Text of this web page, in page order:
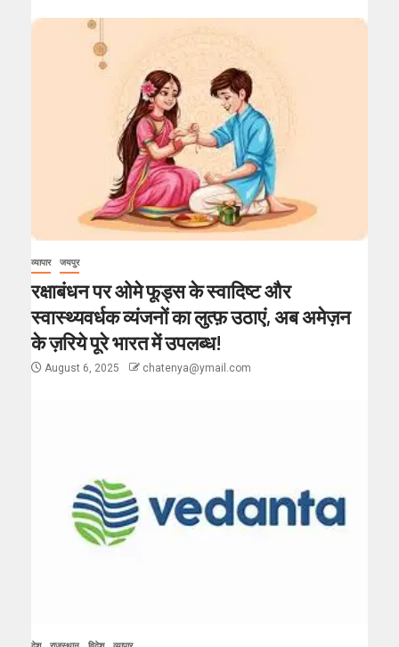
व्यापार जयपुर
रक्षाबंधन पर ओमे फूड्स के स्वादिष्ट और
स्वास्थ्यवर्धक व्यंजनों का लुत्फ़ उठाएं, अब अमेज़न
के ज़रिये पूरे भारत में उपलब्ध!
August 6, 2025 chatenya@ymail.com